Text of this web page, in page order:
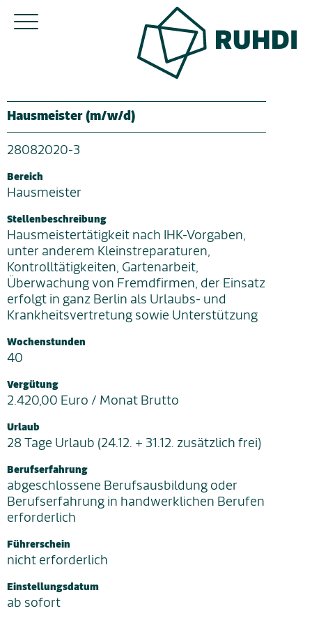
Hausmeister (m/w/d)
28082020-3
Bereich
Hausmeister
Stellenbeschreibung
Hausmeistertätigkeit nach IHK-Vorgaben,
unter anderem Kleinstreparaturen,
Kontrolltätigkeiten, Gartenarbeit,
Überwachung von Fremdfirmen, der Einsatz
erfolgt in ganz Berlin als Urlaubs- und
Krankheitsvertretung sowie Unterstützung
Wochenstunden
40
Vergütung
2.420,00 Euro / Monat Brutto
Urlaub
28 Tage Urlaub (24.12. + 31.12. zusätzlich frei)
Berufserfahrung
abgeschlossene Berufsausbildung oder
Berufserfahrung in handwerklichen Berufen
erforderlich
Führerschein
nicht erforderlich
Einstellungsdatum
ab sofort